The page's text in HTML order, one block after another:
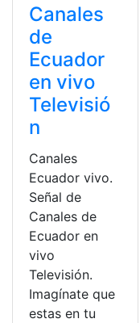
Canales
de
Ecuador
en vivo
Televisió
n
Canales
Ecuador vivo.
Señal de
Canales de
Ecuador en
vivo
Televisión.
Imagínate que
estas en tu